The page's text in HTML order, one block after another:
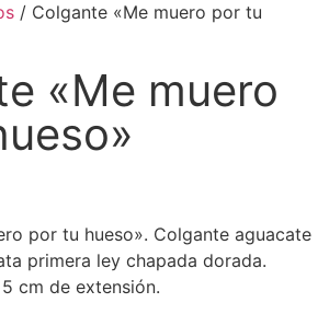
/ Colgante «Me muero por tu
«Me muero
por tu hueso». Colgante aguacate
primera ley chapada dorada.
cm de extensión.